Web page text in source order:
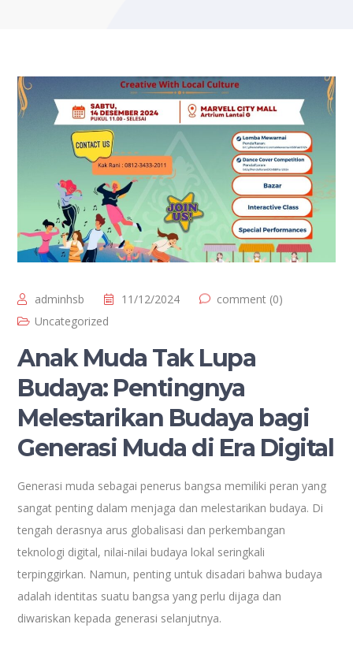
adminhsb 11/12/2024
comment (0)
Uncategorized
Anak Muda Tak Lupa
Budaya: Pentingnya
Melestarikan Budaya bagi
Generasi Muda di Era Digital
Generasi muda sebagai penerus bangsa memiliki peran yang
sangat penting dalam menjaga dan melestarikan budaya. Di
tengah derasnya arus globalisasi dan perkembangan
teknologi digital, nilai-nilai budaya lokal seringkali
terpinggirkan. Namun, penting untuk disadari bahwa budaya
adalah identitas suatu bangsa yang perlu dijaga dan
diwariskan kepada generasi selanjutnya.